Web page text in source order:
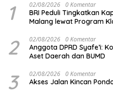
1 02/08/2026 0 Komentar
BRI Peduli Tingkatkan
Malang lewat Program
2 02/08/2026 0 Komentar
Anggota DPRD Syafe’i:
Aset Daerah dan BUMD
3 02/08/2026 0 Komentar
Akses Jalan Kincan